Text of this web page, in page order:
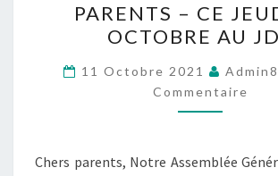
DES
PARENTS
–
CE
JEUDI
OCTOBRE
PARENTS – CE
OCTOBRE AU
11 Octobre 2021
Commentaire
Chers parents, Notre Assemblée